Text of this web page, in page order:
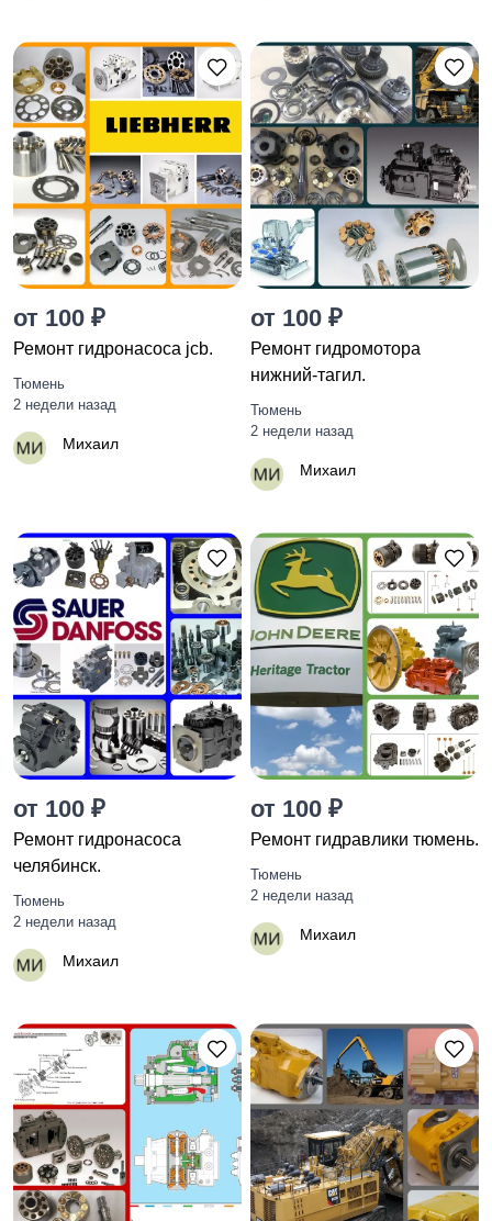
от 100 ₽
Ремонт гидронасоса jcb.
Тюмень
2 недели назад
Михаил
от 100 ₽
Ремонт гидромотора
нижний-тагил.
Тюмень
2 недели назад
Михаил
от 100 ₽
Ремонт гидронасоса
челябинск.
Тюмень
2 недели назад
Михаил
от 100 ₽
Ремонт гидравлики тюмень.
Тюмень
2 недели назад
Михаил